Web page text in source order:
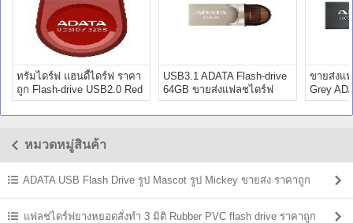
ทรัมไดร์ฟ แฮนดี้ไดร์ฟ ราคา
ถูก Flash-drive USB2.0 Red
32GB
USB3.1 ADATA Flash-drive
64GB ขายส่งแฟลชไดร์ฟ
ทรัมไดร์ฟ
ขายส่งแ
Grey
drive
หมวดหมู่สินค้า
ADATA USB Flash Drive รูป Mascot รูป Mickey ขายส่ง ราคาถูก
แฟลชไดร์ฟยางหยอดสั่งทำ 3 มิติ Rubber PVC flash drive ราคาถูก